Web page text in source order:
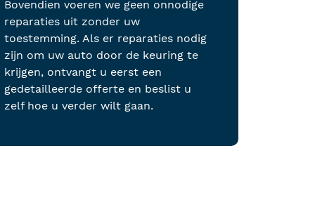
Bovendien voeren we geen onnodige
reparaties uit zonder uw
toestemming. Als er reparaties nodig
zijn om uw auto door de keuring te
krijgen, ontvangt u eerst een
gedetailleerde offerte en beslist u
zelf hoe u verder wilt gaan.